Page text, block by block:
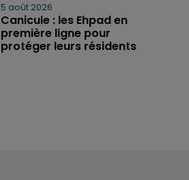
5 août 2026
Canicule : les Ehpad en
première ligne pour
protéger leurs résidents